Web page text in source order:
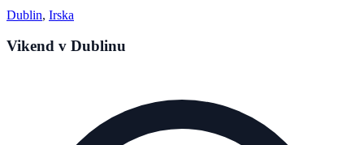
Dublin, Irska
Vikend v Dublinu